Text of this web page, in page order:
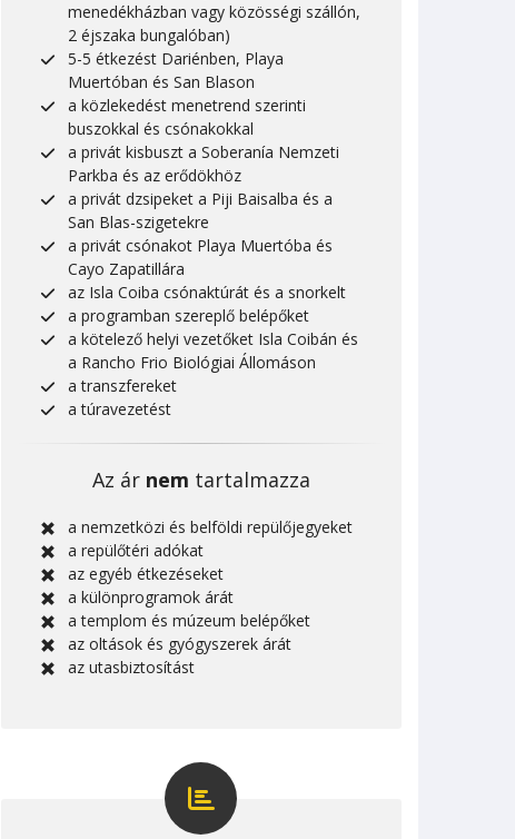
menedékházban vagy közösségi szállón,
2 éjszaka bungalóban)
5-5 étkezést Dariénben, Playa
Muertóban és San Blason
a közlekedést menetrend szerinti
buszokkal és csónakokkal
a privát kisbuszt a Soberanía Nemzeti
Parkba és az erődökhöz
a privát dzsipeket a Piji Baisalba és a
San Blas-szigetekre
a privát csónakot Playa Muertóba és
Cayo Zapatillára
az Isla Coiba csónaktúrát és a snorkelt
a programban szereplő belépőket
a kötelező helyi vezetőket Isla Coibán és
a Rancho Frio Biológiai Állomáson
a transzfereket
a túravezetést
Az ár nem tartalmazza
a nemzetközi és belföldi repülőjegyeket
a repülőtéri adókat
az egyéb étkezéseket
a különprogramok árát
a templom és múzeum belépőket
az oltások és gyógyszerek árát
az utasbiztosítást